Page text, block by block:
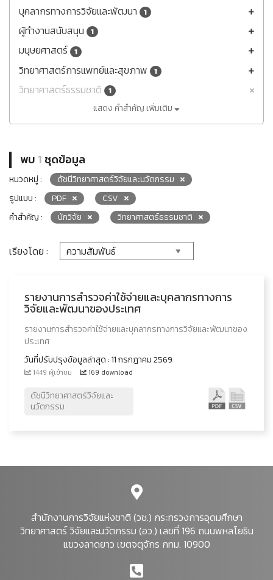
บุคลากรทางการวิจัยและพัฒนา 1
ผู้ทำงานสนับสนุน 1
มนุษยศาสตร์ 1
วิทยาศาสตร์การแพทย์และสุขภาพ 1
วิทยาศาสตร์ธรรมชาติ 1
แสดง คำสำคัญ เพิ่มเติม
พบ 1ชุดข้อมูล
หมวดหมู่ :
ดัชนีวิทยาศาสตร์วิจัยและนวัตกรรม
รูปแบบ :
PDF
CSV
คำสำคัญ :
นักวิจัย วิทยาศาสตร์ธรรมชาติ
เรียงโดย :
รายงานการสำรวจค่าใช้จ่ายและบุคลากรทางการ
วิจัยและพัฒนาของประเทศ
รายงานการสำรวจค่าใช้จ่ายและบุคลากรทางการวิจัยและพัฒนาของ
ประเทศ
วันที่ปรับปรุงข้อมูลล่าสุด : 11 กรกฎาคม 2569
1449 ผู้เข้าชม 169 download
ดัชนีวิทยาศาสตร์วิจัยและ
นวัตกรรม
สำนักงานการวิจัยแห่งชาติ (วช.) กระทรวงการอุดมศึกษา
วิทยาศาสตร์ วิจัยและนวัตกรรม (อว.) เลขที่ 196 ถนนพหลโยธิน
แขวงลาดยาว เขตจตุจักร กทม. 10900